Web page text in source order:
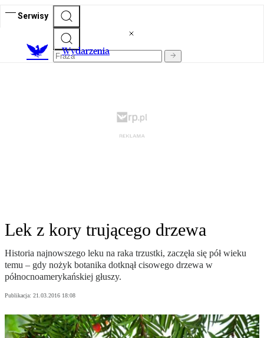
Serwisy
Wydarzenia
Lek z kory trującego drzewa
Historia najnowszego leku na raka trzustki, zaczęła się pół wieku
temu – gdy nożyk botanika dotknął cisowego drzewa w
północnoamerykańskiej głuszy.
Publikacja: 21.03.2016 18:08